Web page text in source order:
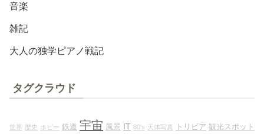
音楽
雑記
大人の独学ピアノ戦記
タグクラウド
世界 歴史 ホビー 鉄道 宇宙 風景 IT 80's 天体写真 トリビア 観光スポット